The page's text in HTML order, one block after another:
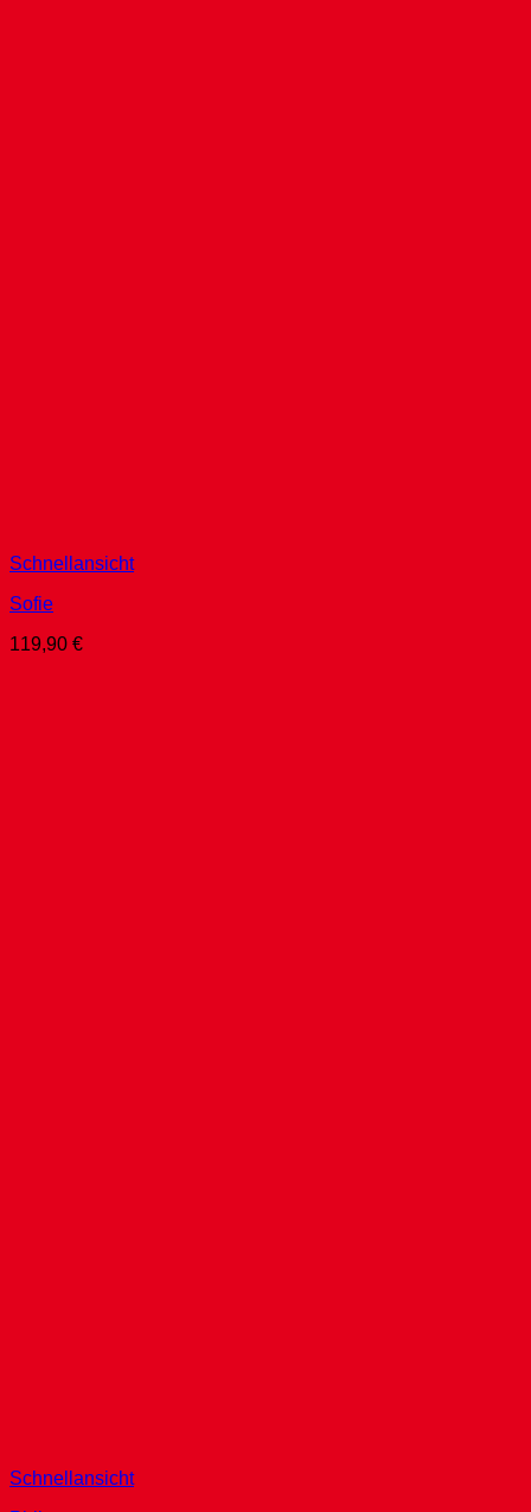
Schnellansicht
Sofie
119,90 €
Schnellansicht